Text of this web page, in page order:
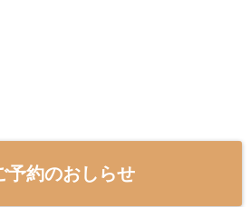
予約のおしらせ